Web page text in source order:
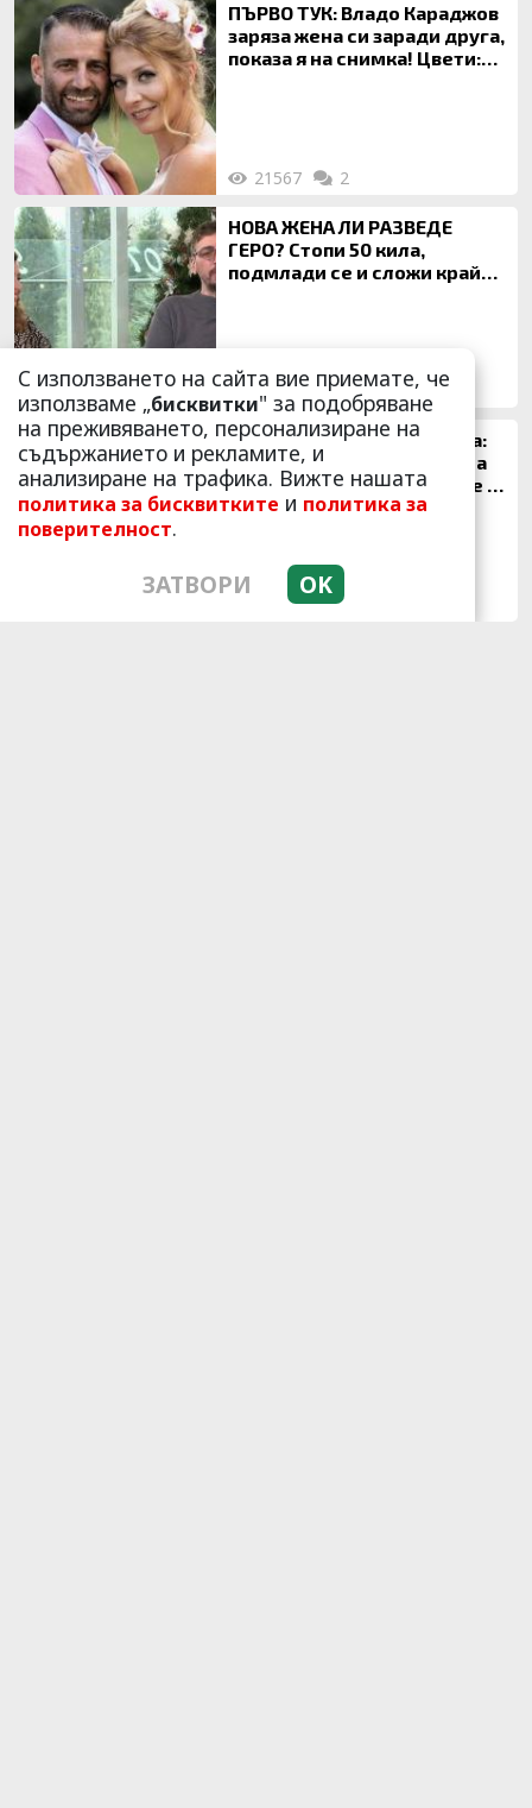
ПЪРВО ТУК: Владо Караджов
заряза жена си заради друга,
показа я на снимка! Цвети:
21567 2
НОВА ЖЕНА ЛИ РАЗВЕДЕ
ГЕРО? Стопи 50 кила,
подмлади се и сложи край
20174 17
4 месеца след трагедията:
Елинор се показа! Щерката
на Боби Михайлов на море с
майка си
18081 7
С използването на сайта вие приемате, че
използваме „бисквитки" за подобряване
на преживяването, персонализиране на
съдържанието и рекламите, и
анализиране на трафика. Вижте нашата
политика за бисквитките и политика за
поверителност.
ЗАТВОРИ OK